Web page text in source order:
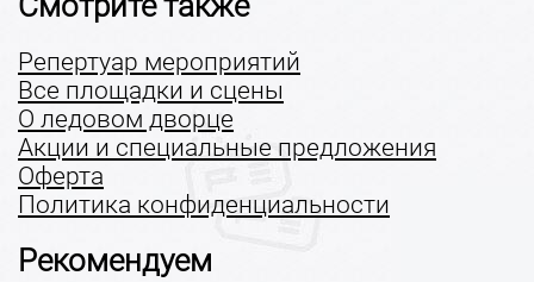
Репертуар мероприятий
Все площадки и сцены
О ледовом дворце
Акции и специальные предложения
Оферта
Политика конфиденциальности
Рекомендуем